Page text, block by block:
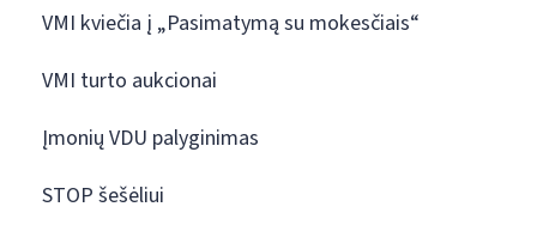
VMI kviečia į „Pasimatymą su mokesčiais“
VMI turto aukcionai
Įmonių VDU palyginimas
STOP šešėliui